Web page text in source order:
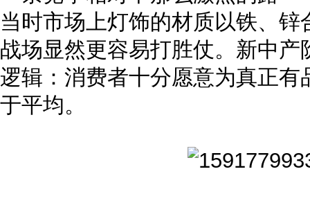
当时市场上灯饰的材质以铁、
战场显然更容易打胜仗。新中
逻辑：消费者十分愿意为真正
于平均。